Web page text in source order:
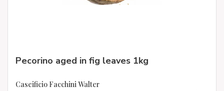
Pecorino aged in fig leaves 1kg
Caseificio Facchini Walter